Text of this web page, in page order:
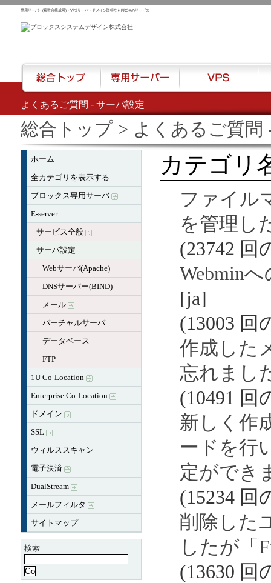
よくあるご質問 - サーバ設定
専用サーバー(複数台構成可)・VPSサーバ・ドメイン取得ならPROXのサービス
総合トップ> よくあるご質問
ホーム
全カテゴリを表示する
プロックス専用サーバ
E-server
サービス全般
サーバ設定
Webサーバ(Apache)
DNSサーバー(BIND)
メール
バーチャルサーバ
データベース
FTP
1U Co-Location
Enterprise Co-Location
ドメイン
SSL
ウィルススキャン
電子決済
DualStream
メールフィルタ
サイトマップ
検索
カテゴリ
ファイル
を管理し
(23742 回
Webmin
[ja]
(13003 回
作成した
忘れまし
(10491 回
新しく作
ードを行
定ができ
(15234 回
削除した
したが「
(13630 回
総合トップ 専用サーバー VPS ハ